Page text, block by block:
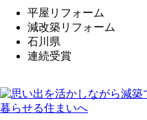
平屋リフォーム
減改築リフォーム
石川県
連続受賞